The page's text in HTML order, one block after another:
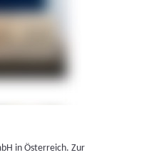
in Österreich. Zur